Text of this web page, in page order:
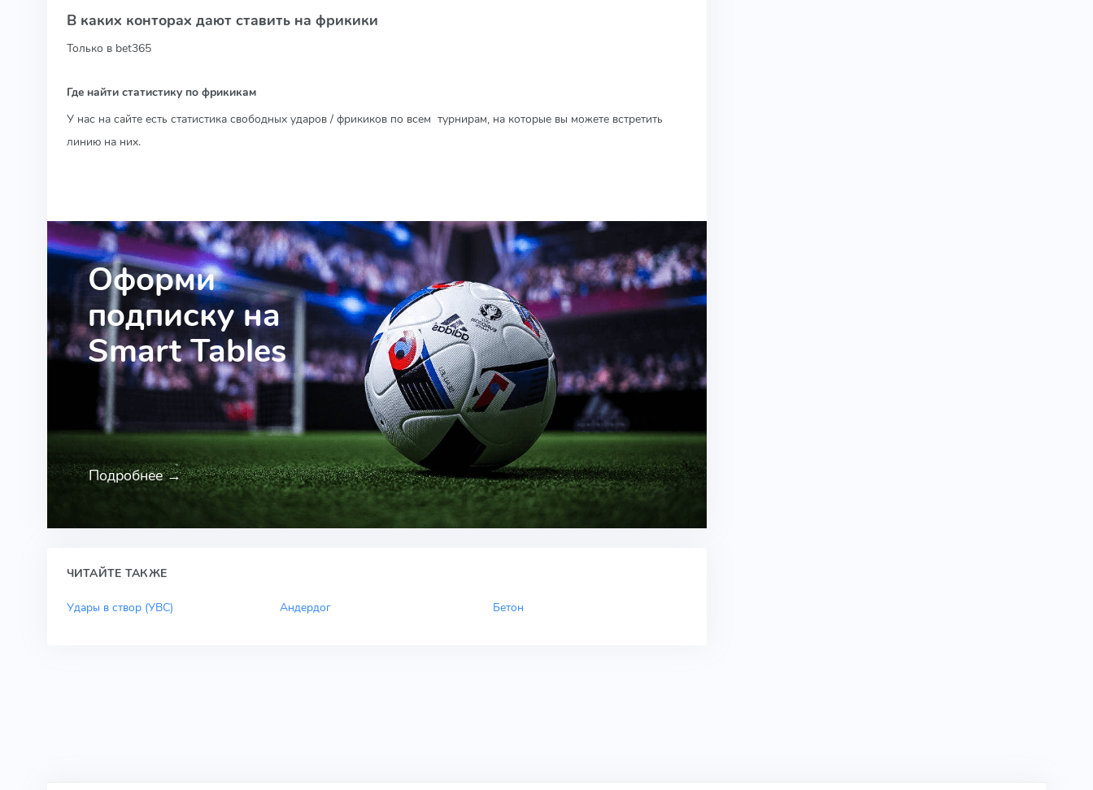
В каких конторах дают ставить на фрикики
Только в bet365
Где найти статистику по фрикикам
У нас на сайте есть статистика свободных ударов / фрикиков по всем турнирам, на которые вы можете встретить
линию на них.
Оформи
подписку на
Smart Tables
Подробнее →
ЧИТАЙТЕ ТАКЖЕ
Удары в створ (УВС) Андердог Бетон